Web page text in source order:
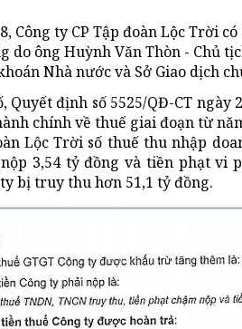
Công ty CP Tập đoàn Lộc Trời
do ông Huỳnh Văn Thòn - Chủ
Nhà nước và Sở Giao dịch
Quyết định số 5525/QĐ-CT ngày
chính về thuế giai đoạn từ
Lộc Trời số thuế thu nhập
3,54 tỷ đồng và tiền phạt vi
bị truy thu hơn 51,1 tỷ đồng.